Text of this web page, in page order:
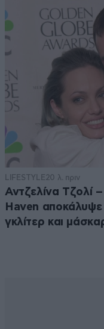
LIFESTYLE20 λ. πριν
Αντζελίνα Τζολί
Haven
γκλίτερ και